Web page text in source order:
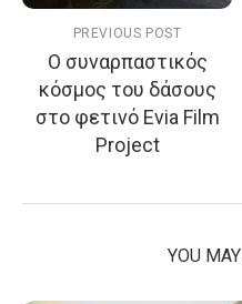
PREVIOUS POST
Ο συναρπαστικός
κόσμος του δάσους
στο φετινό Evia Film
Project
YOU